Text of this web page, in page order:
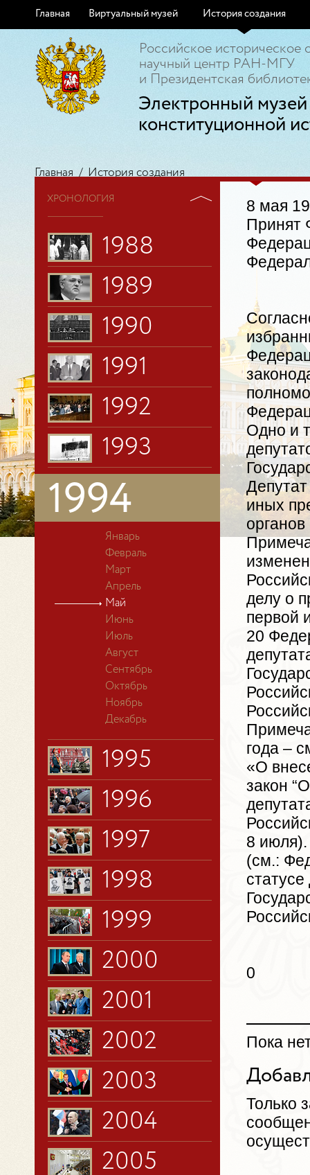
Главная Виртуальный музей История создания
Российское историческое
научный центр РАН-МГУ
и Президентская
Электронный музей
конституционной
Главная / История создания
ХРОНОЛОГИЯ
1988
1989
1990
1991
1992
1993
1994
Январь
Февраль
Март
Апрель
Май
Июнь
Июль
Август
Сентябрь
Октябрь
Ноябрь
Декабрь
1995
1996
1997
1998
1999
2000
2001
2002
2003
2004
2005
8 мая
Принят
Одно и
иных
делу о
первой
20
года –
«О
закон
8 июля).
(см.:
0
Пока
Только